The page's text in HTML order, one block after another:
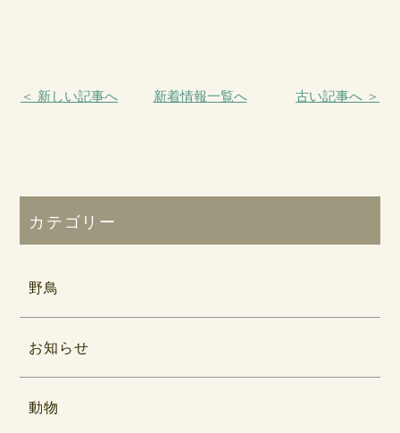
＜ 新しい記事へ 新着情報一覧へ 古い記事へ ＞
カテゴリー
野鳥
お知らせ
動物